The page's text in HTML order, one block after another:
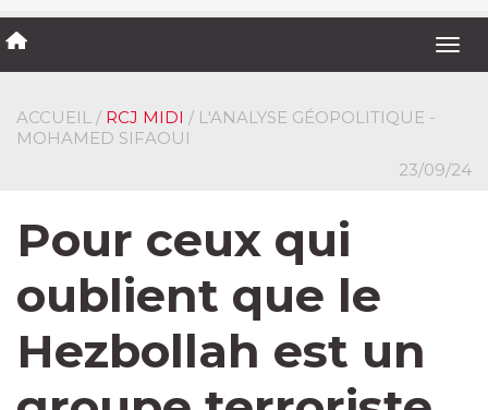
ACCUEIL / RCJ MIDI / L'ANALYSE GÉOPOLITIQUE -
MOHAMED SIFAOUI
23/09/24
Pour ceux qui
oublient que le
Hezbollah est un